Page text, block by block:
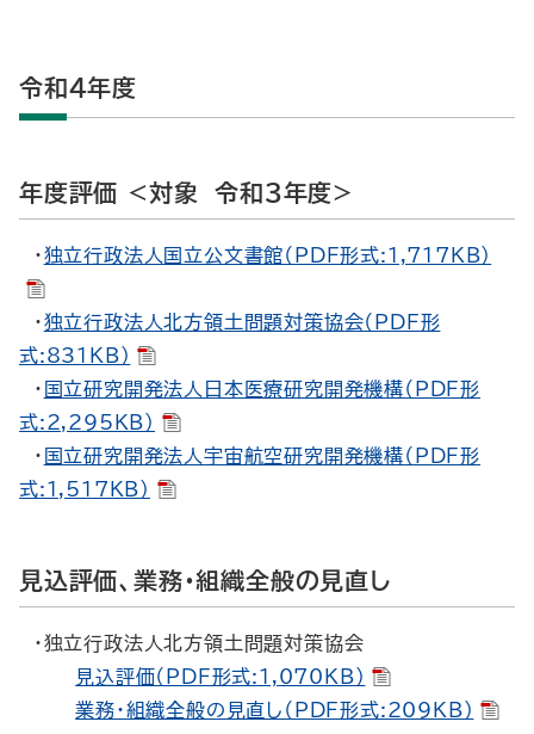
令和４年度
年度評価 <対象 令和３年度>
・独立行政法人国立公文書館（PDF形式:1,717KB）
・独立行政法人北方領土問題対策協会（PDF形
式:831KB）
・ 国立研究開発法人日本医療研究開発機構（PDF形
式:2,295KB）
・ 国立研究開発法人宇宙航空研究開発機構（PDF形
式:1,517KB）
見込評価、業務・組織全般の見直し
・独立行政法人北方領土問題対策協会
見込評価（PDF形式:1,070KB）
業務・組織全般の見直し（PDF形式:209KB）